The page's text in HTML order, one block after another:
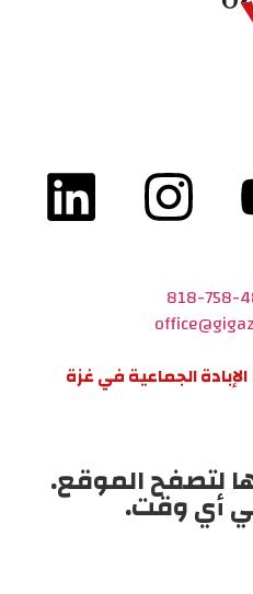
818-758-
الإبادة الجماعية في غزة
لتصفح الموقع.
أي وقت.